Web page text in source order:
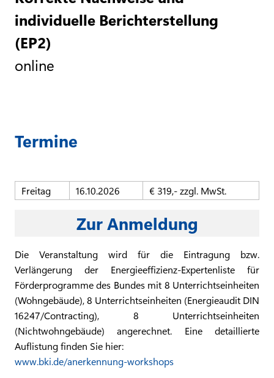
individuelle Berichterstellung
(EP2)
online
Termine
Freitag 16.10.2026 € 319,- zzgl. MwSt.
Zur Anmeldung
Die Veranstaltung wird für die Eintragung bzw.
Verlängerung der Energieeffizienz-Expertenliste für
Förderprogramme des Bundes mit 8 Unterrichtseinheiten
(Wohngebäude), 8 Unterrichtseinheiten (Energieaudit DIN
16247/Contracting), 8 Unterrichtseinheiten
(Nichtwohngebäude) angerechnet. Eine detaillierte
Auflistung finden Sie hier:
www.bki.de/anerkennung-workshops